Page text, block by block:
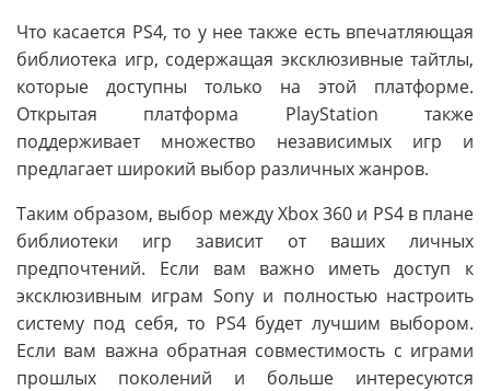
Что касается PS4, то у нее также есть впечатляющая
библиотека игр, содержащая эксклюзивные тайтлы,
которые доступны только на этой платформе.
Открытая платформа PlayStation также
поддерживает множество независимых игр и
предлагает широкий выбор различных жанров.
Таким образом, выбор между Xbox 360 и PS4 в плане
библиотеки игр зависит от ваших личных
предпочтений. Если вам важно иметь доступ к
эксклюзивным играм Sony и полностью настроить
систему под себя, то PS4 будет лучшим выбором.
Если вам важна обратная совместимость с играми
прошлых поколений и больше интересуются